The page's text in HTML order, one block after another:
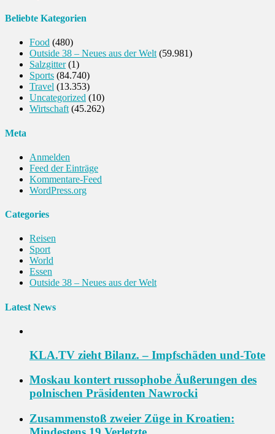
Beliebte Kategorien
Food (480)
Outside 38 – Neues aus der Welt (59.981)
Salzgitter(1)
Sports (84.740)
Travel (13.353)
Uncategorized (10)
Wirtschaft (45.262)
Meta
Anmelden
Feed der Einträge
Kommentare-Feed
WordPress.org
Categories
Reisen
Sport
World
Essen
Outside 38 – Neues aus der Welt
Latest News
KLA.TV zieht Bilanz. – Impfschäden und-Tote
Moskau kontert russophobe Äußerungen des
polnischen Präsidenten Nawrocki
Zusammenstoß zweier Züge in Kroatien: